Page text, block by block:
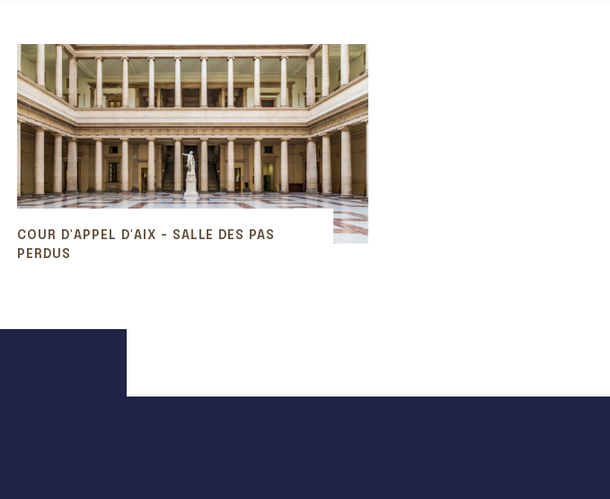
COUR D'APPEL D'AIX - SALLE DES PAS
PERDUS